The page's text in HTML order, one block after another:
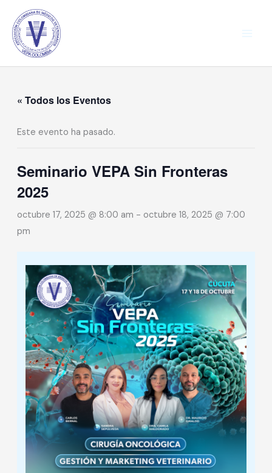
contenido
« Todos los Eventos
Este evento ha pasado.
Seminario VEPA Sin Fronteras
2025
octubre 17, 2025 @ 8:00 am - octubre 18, 2025 @ 7:00
pm